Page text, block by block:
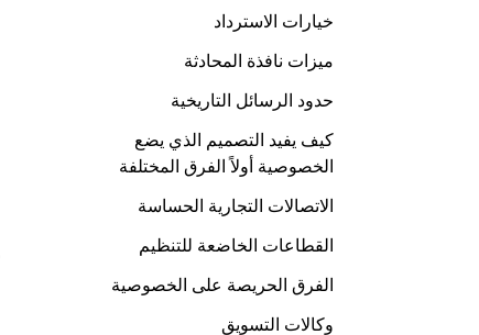
خيارات الاسترداد
ميزات نافذة المحادثة
حدود الرسائل التاريخية
كيف يفيد التصميم الذي يضع
الخصوصية أولاً الفرق المختلفة
الاتصالات التجارية الحساسة
القطاعات الخاضعة للتنظيم
الفرق الحريصة على الخصوصية
وكالات التسويق